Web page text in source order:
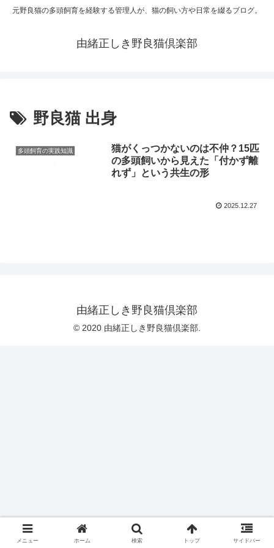
元野良猫の多頭飼育を経験する管理人が、猫の飼い方や日常を綴るブログ。
由緒正しき野良猫倶楽部
野良猫 出身
多頭飼育の実践知識
猫がくっつかないのは不仲？15匹
の多頭飼いから見えた「付かず離
れず」という共生の形
2025.12.27
由緒正しき野良猫倶楽部
© 2020 由緒正しき野良猫倶楽部.
メニュー ホーム 検索 トップ サイドバー